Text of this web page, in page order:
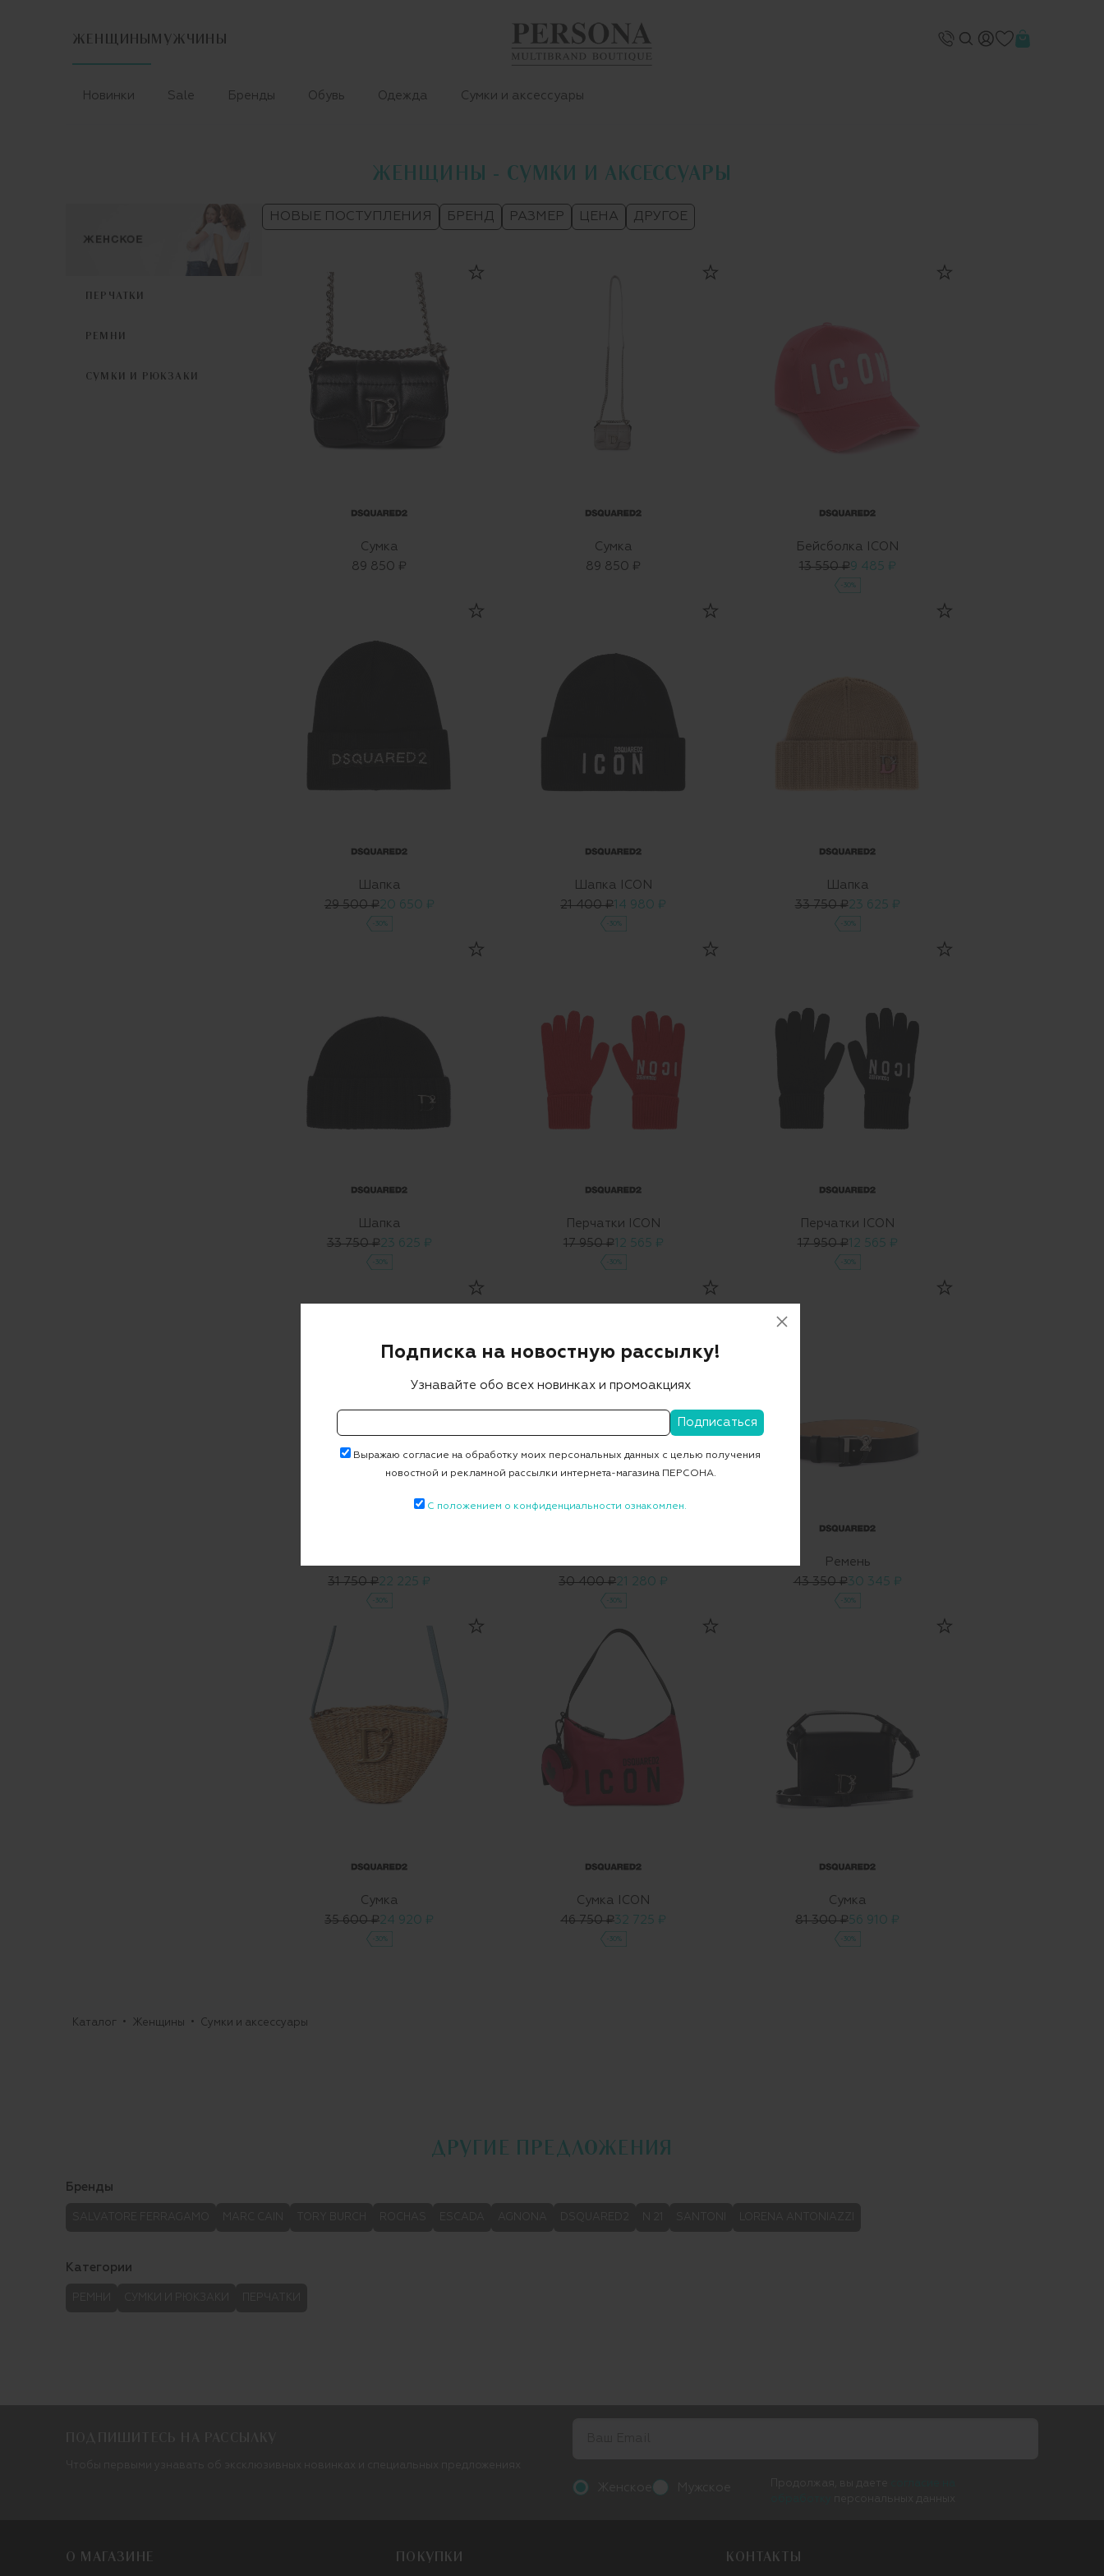
ЖЕНЩИНЫ МУЖЧИНЫ
Новинки Sale Бренды Обувь Одежда Сумки и аксессуары
ЖЕНЩИНЫ - СУМКИ И АКСЕССУАРЫ
ПЕРЧАТКИ
РЕМНИ
СУМКИ И РЮКЗАКИ
НОВЫЕ ПОСТУПЛЕНИЯ БРЕНД РАЗМЕР ЦЕНА ДРУГОЕ
Сумка
89 850 ₽
Сумка
89 850 ₽
Бейсболка ICON
13 550 ₽9 485 ₽
-30%
Шапка
29 500 ₽20 650 ₽
-30%
Шапка ICON
21 400 ₽14 980 ₽
-30%
Шапка
33 750 ₽23 625 ₽
-30%
Шапка
33 750 ₽23 625 ₽
-30%
Перчатки ICON
17 950 ₽12 565 ₽
-30%
Перчатки ICON
17 950 ₽12 565 ₽
-30%
31 750 ₽22 225 ₽
-30%
30 400 ₽21 280 ₽
-30%
Ремень
43 350 ₽ 30 345 ₽
-30%
Сумка
35 600 ₽24 920 ₽
-30%
Сумка ICON
46 750 ₽32 725 ₽
-30%
Сумка
81 300 ₽56 910 ₽
-30%
Каталог Женщины Сумки и аксессуары
ДРУГИЕ ПРЕДЛОЖЕНИЯ
Бренды
Категории
О МАГАЗИНЕ ПОКУПКИ КОНТАКТЫ
Подписка на новостную рассылку!
Узнавайте обо всех новинках и промоакциях
Выражаю согласие на обработку моих персональных данных с целью получения
новостной и рекламной рассылки интернета-магазина ПЕРСОНА.
С положением о конфиденциальности ознакомлен.